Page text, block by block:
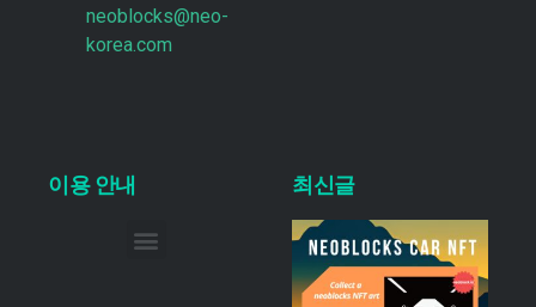
neoblocks@neo-
korea.com
이용 안내 최신글